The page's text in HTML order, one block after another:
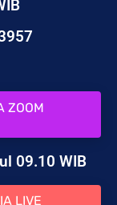
ZOOM
09.10 WIB
LIVE